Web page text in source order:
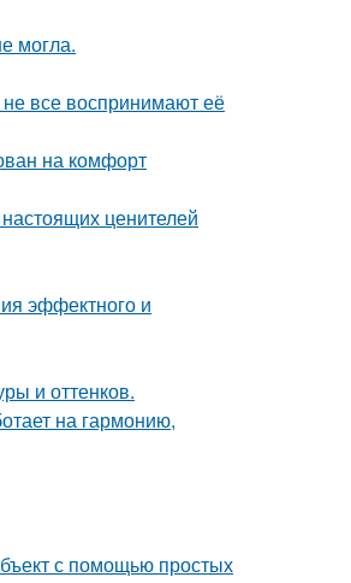
могла.
все воспринимают её
на комфорт
ценителей
эффектного и
и оттенков.
на гармонию,
с помощью простых